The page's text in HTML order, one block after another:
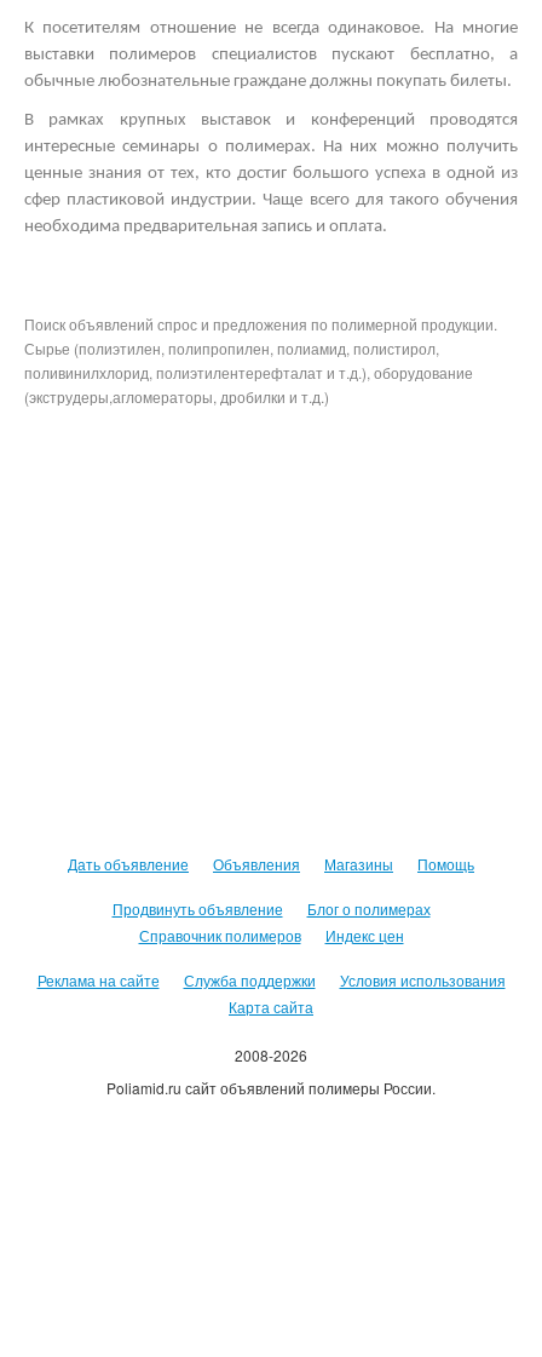
К посетителям отношение не всегда одинаковое. На многие
выставки полимеров специалистов пускают бесплатно, а
обычные любознательные граждане должны покупать билеты.
В рамках крупных выставок
и конференций проводятся
интересные семинары о полимерах. На них можно получить
ценные знания от тех, кто достиг большого успеха в одной из
сфер пластиковой индустрии. Чаще всего для такого обучения
необходима предварительная запись и оплата.
Поиск объявлений спрос и предложения по полимерной продукции.
Сырье (полиэтилен, полипропилен, полиамид, полистирол,
поливинилхлорид, полиэтилентерефталат и т.д.), оборудование
(экструдеры,агломераторы, дробилки и т.д.)
Дать объявление Объявления Магазины Помощь
Продвинуть объявление
Блог о полимерах
Справочник полимеров
Индекс цен
Реклама на сайте Служба поддержки
Условия использования
Карта сайта
2008-2026
Poliamid.ru сайт объявлений полимеры России.